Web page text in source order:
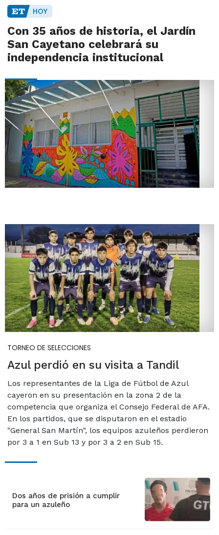
HOY
Con 35 años de historia, el Jardín
San Cayetano celebrará su
independencia institucional
TORNEO DE SELECCIONES
Azul perdió en su visita a Tandil
Los representantes de la Liga de Fútbol de Azul
cayeron en su presentación en la zona 2 de la
competencia que organiza el Consejo Federal de AFA.
En los partidos, que se disputaron en el estadio
"General San Martín", los equipos azuleños perdieron
por 3 a 1 en Sub 13 y por 3 a 2 en Sub 15.
Dos años de prisión a cumplir
para un azuleño